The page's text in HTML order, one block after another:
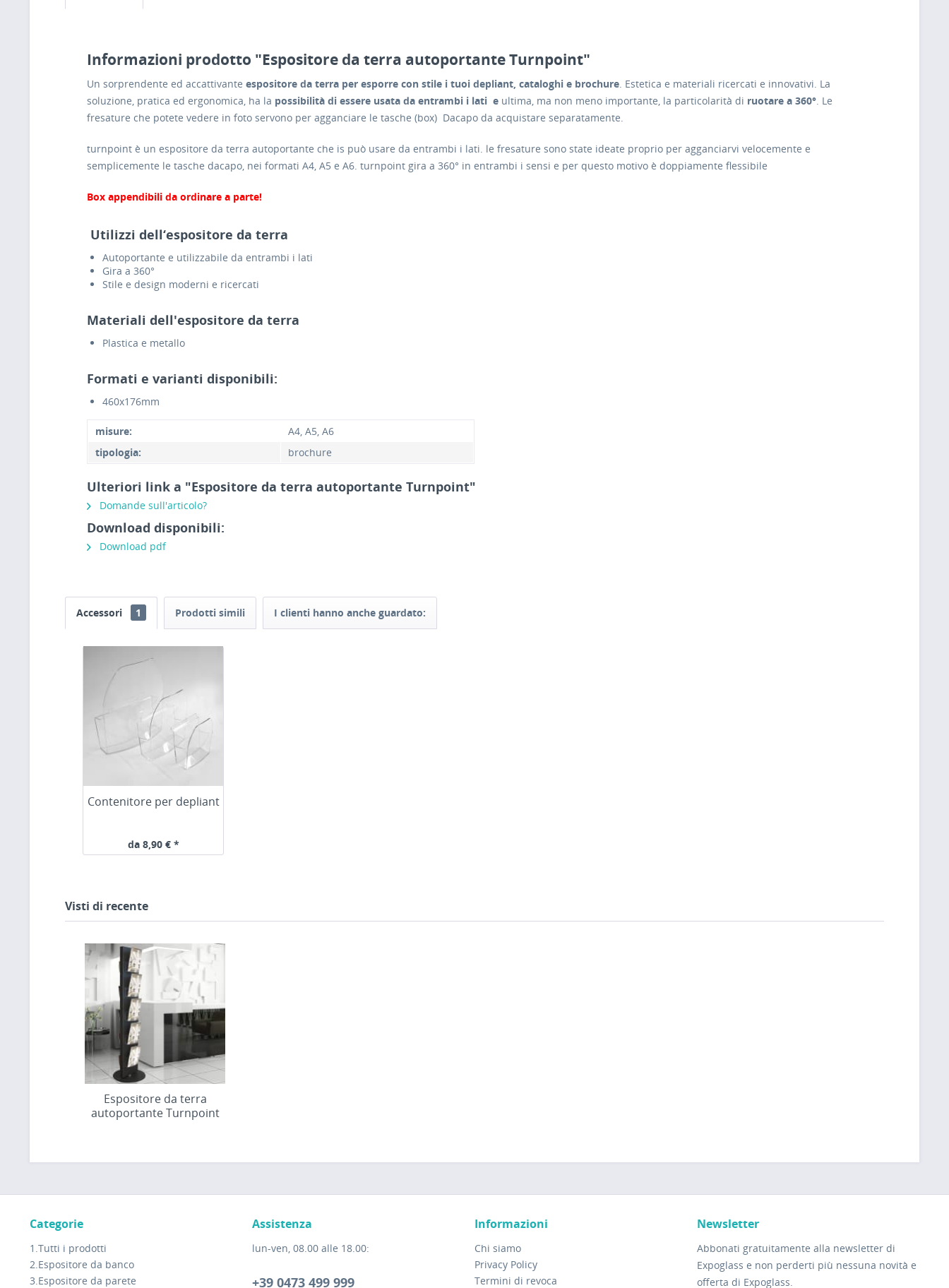
Informazioni prodotto "Espositore da terra autoportante Turnpoint"
Un sorprendente ed accattivante espositore da terra per esporre con stile i tuoi depliant, cataloghi e brochure. Estetica e materiali ricercati e innovativi. La
soluzione, pratica ed ergonomica, ha la possibilità di essere usata da entrambi i lati e ultima, ma non meno importante, la particolarità di ruotare a 360°. Le
fresature che potete vedere in foto servono per agganciare le tasche (box) Dacapo da acquistare separatamente.
turnpoint è un espositore da terra autoportante che is può usare da entrambi i lati. le fresature sono state ideate proprio per agganciarvi velocemente e
semplicemente le tasche dacapo, nei formati A4, A5 e A6. turnpoint gira a 360° in entrambi i sensi e per questo motivo è doppiamente flessibile
Box appendibili da ordinare a parte!
Utilizzi dell‘espositore da terra
Autoportante e utilizzabile da entrambi i lati
Gira a 360°
Stile e design moderni e ricercati
Materiali dell'espositore da terra
Plastica e metallo
Formati e varianti disponibili:
460x176mm
misure:
A4, A5, A6
tipologia:
brochure
Ulteriori link a "Espositore da terra autoportante Turnpoint"
Domande sull'articolo?
Download disponibili:
Download pdf
Accessori 1 Prodotti simili I clienti hanno anche guardato:
Contenitore per depliant
da 8,90 € *
Visti di recente
Espositore da terra
autoportante Turnpoint
Categorie
1.Tutti i prodotti
2.Espositore da banco
3.Espositore da parete
Assistenza
lun-ven, 08.00 alle 18.00:
+39 0473 499 999
Informazioni
Chi siamo
Privacy Policy
Termini di revoca
Newsletter
Abbonati gratuitamente alla newsletter di
Expoglass e non perderti più nessuna novità e
offerta di Expoglass.